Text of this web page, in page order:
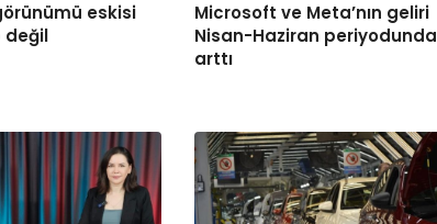
eskisi
değil
Microsoft ve Meta’nın geliri
Nisan-Haziran periyodunda
arttı